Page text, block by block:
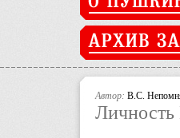
Автор: В.С.